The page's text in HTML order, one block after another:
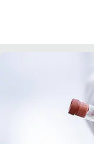
LACAPITALENEWS.IT